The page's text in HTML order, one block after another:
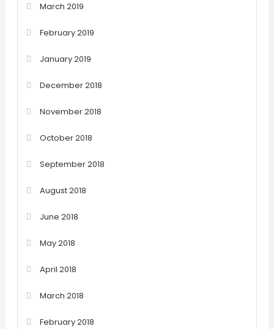
March 2019
February 2019
January 2019
December 2018
November 2018
October 2018
September 2018
August 2018
June 2018
May 2018
April 2018
March 2018
February 2018